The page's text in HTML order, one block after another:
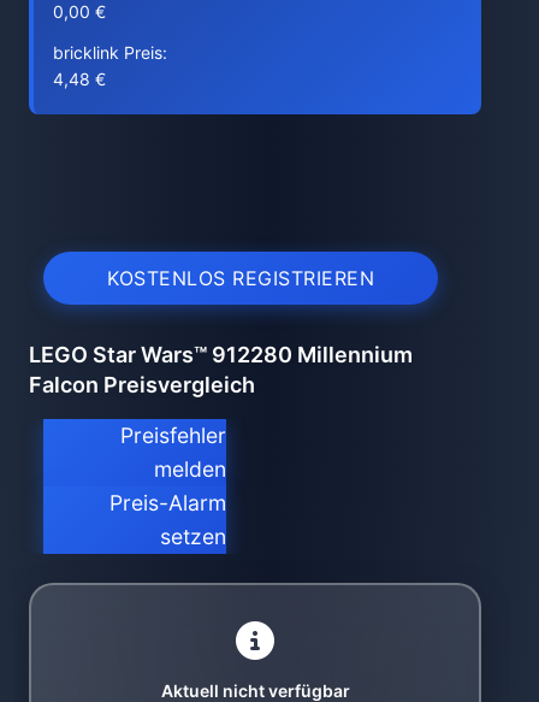
0,00 €
bricklink Preis:
4,48 €
KOSTENLOS REGISTRIEREN
LEGO Star Wars™ 912280 Millennium
Falcon Preisvergleich
Preisfehler
melden
Preis-Alarm
setzen
Aktuell nicht verfügbar